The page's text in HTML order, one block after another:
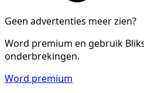
Geen advertenties meer zien?
Word premium en gebruik
onderbrekingen.
Word premium